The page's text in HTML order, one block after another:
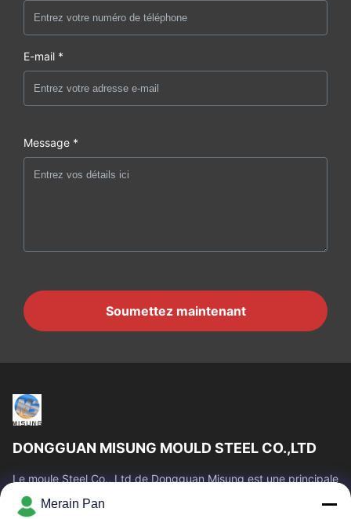
E-mail *
Message *
Soumettez maintenant
DONGGUAN MISUNG MOULD STEEL CO.,LTD
Le moule Steel Co., Ltd de Dongguan Misung est une principale
société de plastique d'approvisionnement meurent l'acier en
acier et chaud de...
Merain Pan